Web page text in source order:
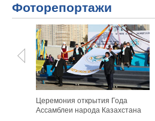
Фоторепортажи
Церемония открытия Года
Ассамблеи народа Казахстана